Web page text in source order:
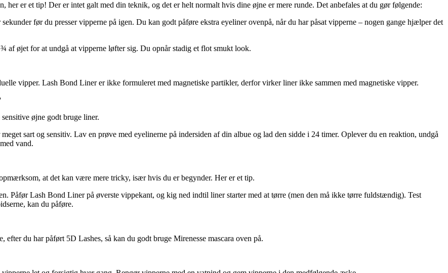
er et tip! Der er intet galt med din teknik, og det er helt normalt hvis dine øjne er mere runde. Det anbefales at du gør følgende:
før du presser vipperne på igen. Du kan godt påføre ekstra eyeliner ovenpå, når du har påsat vipperne – nogen gange hjælper det
af øjet for at undgå at vipperne løfter sig. Du opnår stadig et flot smukt look.
vipper. Lash Bond Liner er ikke formuleret med magnetiske partikler, derfor virker liner ikke sammen med magnetiske vipper.
øjne godt bruge liner.
sart og sensitiv. Lav en prøve med eyelinerne på indersiden af din albue og lad den sidde i 24 timer. Oplever du en reaktion, undgå
vand.
at det kan være mere tricky, især hvis du er begynder. Her er et tip.
Påfør Lash Bond Liner på øverste vippekant, og kig ned indtil liner starter med at tørre (men den må ikke tørre fuldstændig). Test
kan du påføre.
du har påført 5D Lashes, så kan du godt bruge Mirenesse mascara oven på.